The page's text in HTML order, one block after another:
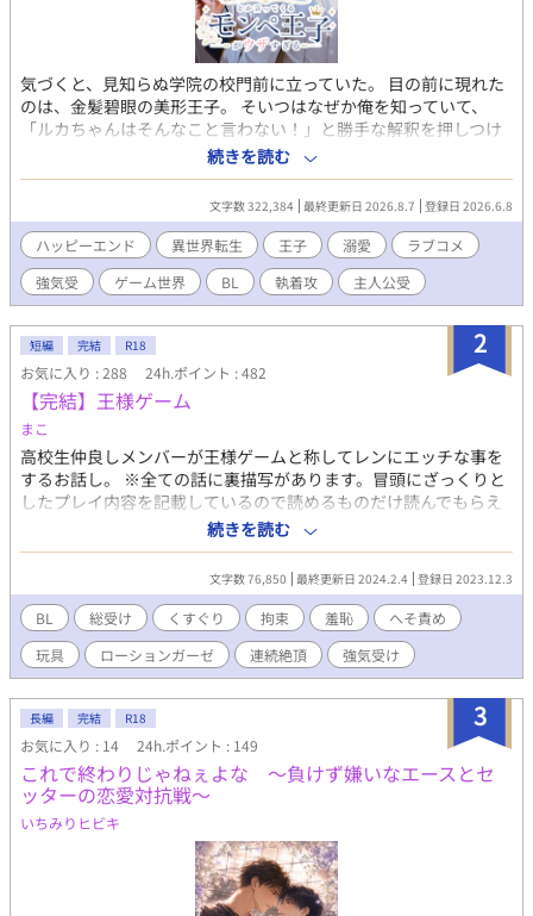
気づくと、見知らぬ学院の校門前に立っていた。 目の前に現れた
のは、金髪碧眼の美形王子。 そいつはなぜか俺を知っていて、
「ルカちゃんはそんなこと言わない！」と勝手な解釈を押しつけ
てくる。 どうやら俺は、BLゲームの主人公に転生したらしい。
だが俺は、そいつが愛する可憐な『ルカちゃん』ではない。 それ
なのに王子は、解釈違いだと騒ぎながら俺を守り、甘やかし、命
懸けの執着を向けてくる。 ウザい。うるさい。愛が重い。 推しと
現実の違いに戸惑うモンペ王子と、本人を見ろと言い続ける主人
公。 解釈違いから始まる、BLゲーム転生ラブコメ。 全61話。 ※
ハッピーエンド ※暴力的表現は予告なく出てきます ※性的な表現
があるタイトルには※付 ※R-18は中盤から ※カップリングはメイ
ンのみ（王子×主人公）
続きを読む
文字数 322,384 最終更新日 2026.8.7 登録日 2026.6.8
ハッピーエンド 異世界転生 王子 溺愛
ラブコメ
強気受
ゲーム世界 BL 執着攻 主人公受
2
短編 完結 R18
お気に入り : 288 24h.ポイント : 482
【完結】王様ゲーム
まこ
高校生仲良しメンバーが王様ゲームと称してレンにエッチな事を
するお話し。 ※全ての話に裏描写があります。冒頭にざっくりと
したプレイ内容を記載しているので読めるものだけ読んでもらえ
れば幸いです。 含まれるプレイ内容 総受/耳責/くすぐり/キス/拘
束/羞恥/フェラ/へそ責/玩具/乳首責/言葉責/挿入有/筆/焦らし/脇
舐/寸止/目隠/猿轡/ローションガーゼ/連続絶頂/前立腺責/イラマ/
バック/3P/視姦/口内指責/声我慢/ドライオーガズム/潮吹/強気受
etc. ※完結にしていますが、書きたくなったら突然番外編を書く
可能性があります。
続きを読む
文字数 76,850 最終更新日 2024.2.4 登録日 2023.12.3
BL 総受け くすぐり 拘束 羞恥
へそ責め
玩具
ローションガーゼ 連続絶頂 強気受け
3
長編 完結 R18
お気に入り : 14 24h.ポイント : 149
これで終わりじゃねぇよな 〜負けず嫌いなエースとセ
ッターの恋愛対抗戦〜
いちみりヒビキ